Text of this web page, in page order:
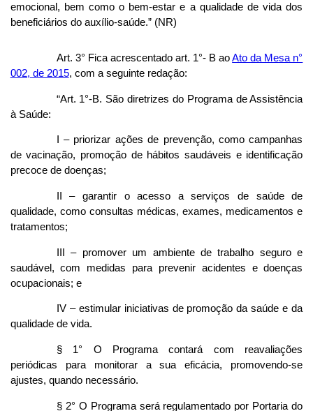
emocional, bem como o bem-estar e a qualidade de vida dos
beneficiários do auxílio-saúde.” (NR)
Art. 3° Fica acrescentado art. 1°- B aoAto da Mesa n°
002, de 2015, com a seguinte redação:
“Art. 1°-B. São diretrizes do Programa de Assistência
à Saúde:
I – priorizar ações de prevenção, como campanhas
de vacinação, promoção de hábitos saudáveis e identificação
precoce de doenças;
II – garantir o acesso a serviços de saúde de
qualidade, como consultas médicas, exames, medicamentos e
tratamentos;
III – promover um ambiente de trabalho seguro e
saudável, com medidas para prevenir acidentes e doenças
ocupacionais; e
IV – estimular iniciativas de promoção da saúde e da
qualidade de vida.
§ 1° O Programa contará com reavaliações
periódicas para monitorar a sua eficácia, promovendo-se
ajustes, quando necessário.
§ 2° O Programa será regulamentado por Portaria do